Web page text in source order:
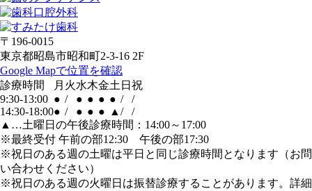
〒196-0015
東京都昭島市昭和町2-3-16 2F
Google Mapで位置を確認
診療時間
月 火水木金土 日 祝
9:30-13:00 ● / ● ● ● ● /
/
14:30-18:00● / ● ● ● ▲ /
/
▲…土曜日の午後診療時間：14:00～17:00
※最終受付 午前の部12:30 午後の部17:30
※祝日のある週の土曜は平日と同じ診療時間となります（お問
い合わせください）
※祝日のある週の火曜日は振替診療することがあります。詳細